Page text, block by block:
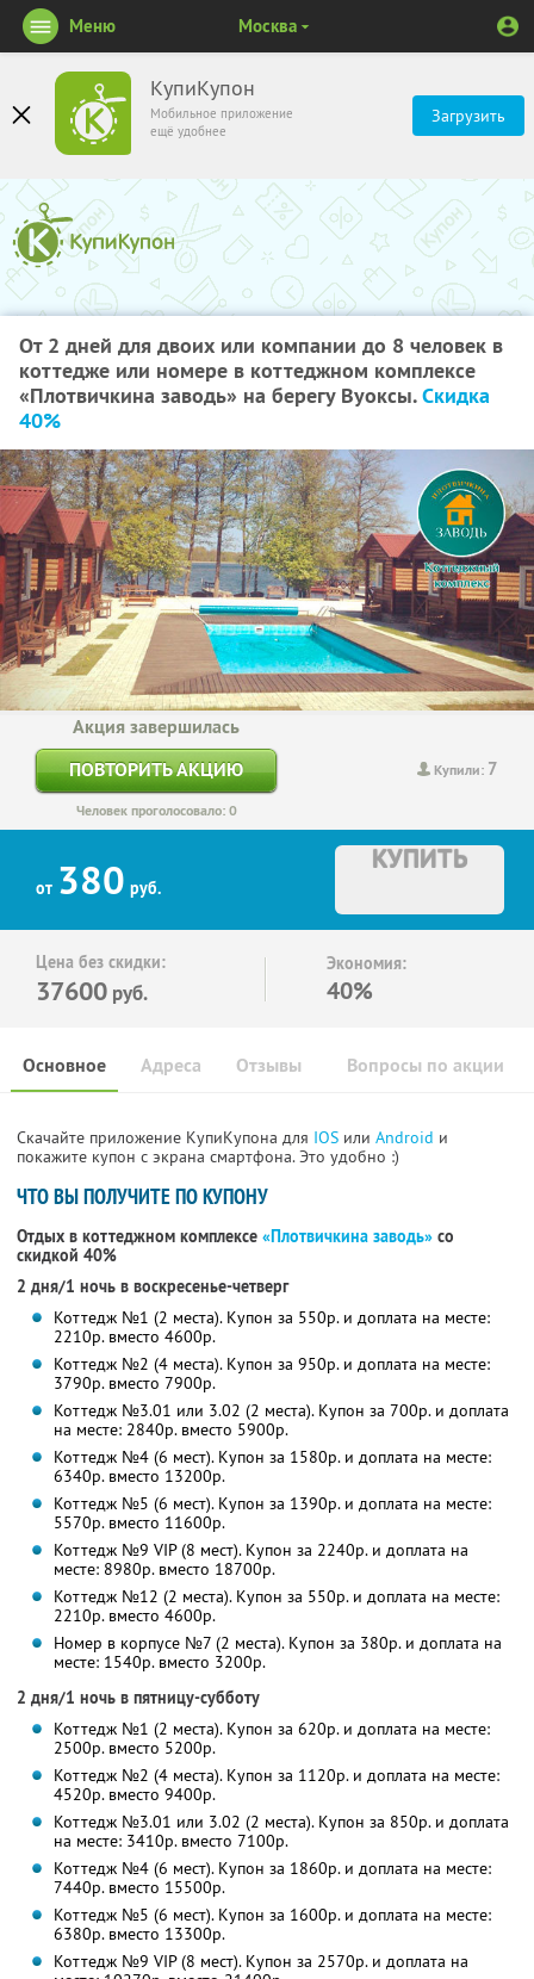
КупиКупон
Мобильное приложение
ещё удобнее
Загрузить
Меню Москва
От 2 дней для двоих или компании до 8 человек в
коттедже или номере в коттеджном комплексе
«Плотвичкина заводь» на берегу Вуоксы.Скидка
40%
Купили: 7
Акция завершилась
ПОВТОРИТЬ АКЦИЮ
Человек проголосовало: 0
от 380 руб.
КУПИТЬ
Цена без скидки:
37600 руб.
Экономия:
40%
Основное Отзывы Вопросы по акции
Адреса
Скачайте приложение КупиКупона для IOS или Android и
покажите купон с экрана смартфона. Это удобно :)
ЧТО ВЫ ПОЛУЧИТЕ ПО КУПОНУ
Отдых в коттеджном комплексе «Плотвичкина заводь» со
скидкой 40%
2 дня/1 ночь в воскресенье-четверг
Коттедж №1 (2 места). Купон за 550р. и доплата на месте:
2210р. вместо 4600р.
Коттедж №2 (4 места). Купон за 950р. и доплата на месте:
3790р. вместо 7900р.
Коттедж №3.01 или 3.02 (2 места). Купон за 700р. и доплата
на месте: 2840р. вместо 5900р.
Коттедж №4 (6 мест). Купон за 1580р. и доплата на месте:
6340р. вместо 13200р.
Коттедж №5 (6 мест). Купон за 1390р. и доплата на месте:
5570р. вместо 11600р.
Коттедж №9 VIP (8 мест). Купон за 2240р. и доплата на
месте: 8980р. вместо 18700р.
Коттедж №12 (2 места). Купон за 550р. и доплата на месте:
2210р. вместо 4600р.
Номер в корпусе №7 (2 места). Купон за 380р. и доплата на
месте: 1540р. вместо 3200р.
2 дня/1 ночь в пятницу-субботу
Коттедж №1 (2 места). Купон за 620р. и доплата на месте:
2500р. вместо 5200р.
Коттедж №2 (4 места). Купон за 1120р. и доплата на месте:
4520р. вместо 9400р.
Коттедж №3.01 или 3.02 (2 места). Купон за 850р. и доплата
на месте: 3410р. вместо 7100р.
Коттедж №4 (6 мест). Купон за 1860р. и доплата на месте:
7440р. вместо 15500р.
Коттедж №5 (6 мест). Купон за 1600р. и доплата на месте:
6380р. вместо 13300р.
Коттедж №9 VIP (8 мест). Купон за 2570р. и доплата на